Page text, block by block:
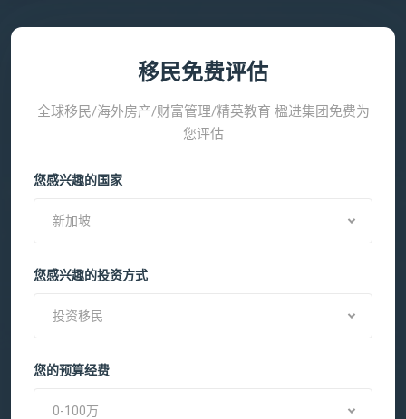
移民免费评估
全球移民/海外房产/财富管理/精英教育 楹进集团免费为
您评估
您感兴趣的国家
新加坡
您感兴趣的投资方式
投资移民
您的预算经费
0-100万